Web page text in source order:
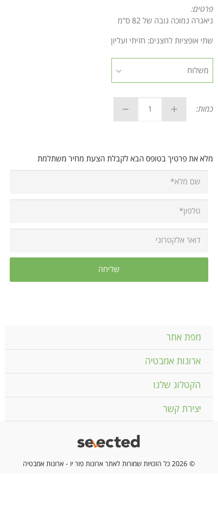
פרטים:
ניאגרה נמוכה גובה של 82 ס"מ
שתי אופציות לחצנים: חזיתי ועליון
כמות:
מלא את פרטיך בטופס הבא לקבלת הצעת מחיר משתלמת
מפת אתר
ארונות אמבטיה
הקטלוג שלנו
יצירת קשר
© 2026 כל הזכויות שמורות לאתר ארונות פור יו - ארונות אמבטיה